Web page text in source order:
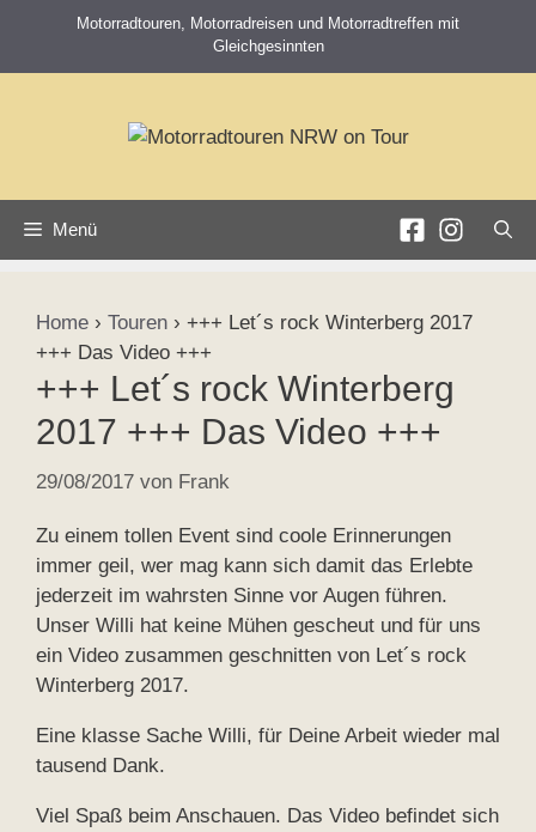
springen
Motorradtouren, Motorradreisen und Motorradtreffen mit
Gleichgesinnten
Menü
Home › Touren › +++ Let´s rock Winterberg 2017
+++ Das Video +++
+++ Let´s rock Winterberg
2017 +++ Das Video +++
29/08/2017 von Frank
Zu einem tollen Event sind coole Erinnerungen
immer geil, wer mag kann sich damit das Erlebte
jederzeit im wahrsten Sinne vor Augen führen.
Unser Willi hat keine Mühen gescheut und für uns
ein Video zusammen geschnitten von Let´s rock
Winterberg 2017.
Eine klasse Sache Willi, für Deine Arbeit wieder mal
tausend Dank.
Viel Spaß beim Anschauen. Das Video befindet sich